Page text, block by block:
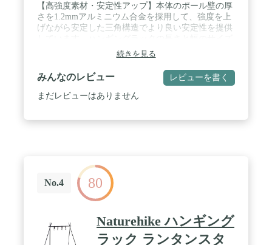
【高強度素材・安定性アップ】本体のポール壁の厚
さを1.2mmアルミニウム合金を採用して、強度を上
げながら安定した三角構造でより良い安定性を提供
を改良することにより、多くの物を吊るすことがで
きる上に、三角構造の角度も変わってきて、最も安
定な構造になります。 / 【様々な機能性付き】プラ
スチック製のフックが６つ付いておりますので、ア
ウトドアの際に食器・小物や提灯の吊り下げなどに
ゴム紐で結ばれており、部品紛失などの心配がな
く、繋がっていくだけで組立てができます。撤収す
る時は連結部分を外して折り畳むだけで、簡単に収
納ができます。 / 【持ち運びに便利】軽量化のアル
ミニウム合金材質を使用して、錆びにくく、軽くて
頑丈です。重量が700ｇで、収納サイズは約
35×10×6cm、コンパクトに折り畳んで専用の収納袋
続きを見る
みんなのレビュー レビューを書く
まだレビューはありません
No.4 80
Naturehike ハンギング
ラック ランタンスタ